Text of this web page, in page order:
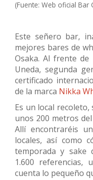
(Fuente: Web oficial Bar
Este señero bar,
mejores bares de
Osaka. Al frente
Uneda, segunda
certificado
de la marca Nikka
Es un local
unos 200 metros
Allí encontraréis
locales, así como
temporada y sake
1.600 referencias,
cuenta lo pequeño